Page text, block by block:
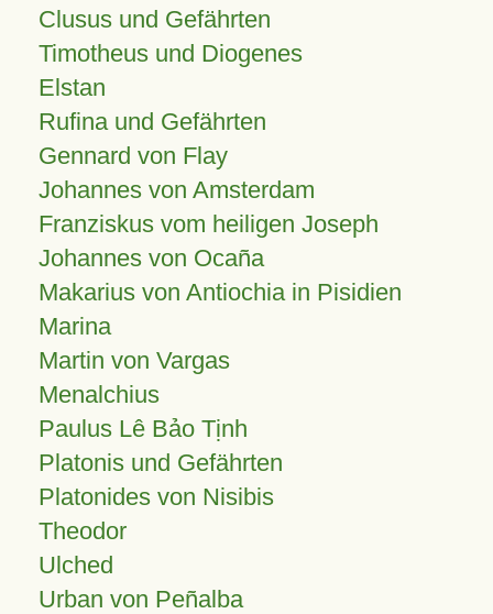
Clusus und Gefährten
Timotheus und Diogenes
Elstan
Rufina und Gefährten
Gennard von Flay
Johannes von Amsterdam
Franziskus vom heiligen Joseph
Johannes von Ocaña
Makarius von Antiochia in Pisidien
Marina
Martin von Vargas
Menalchius
Paulus Lê Bảo Tịnh
Platonis und Gefährten
Platonides von Nisibis
Theodor
Ulched
Urban von Peñalba